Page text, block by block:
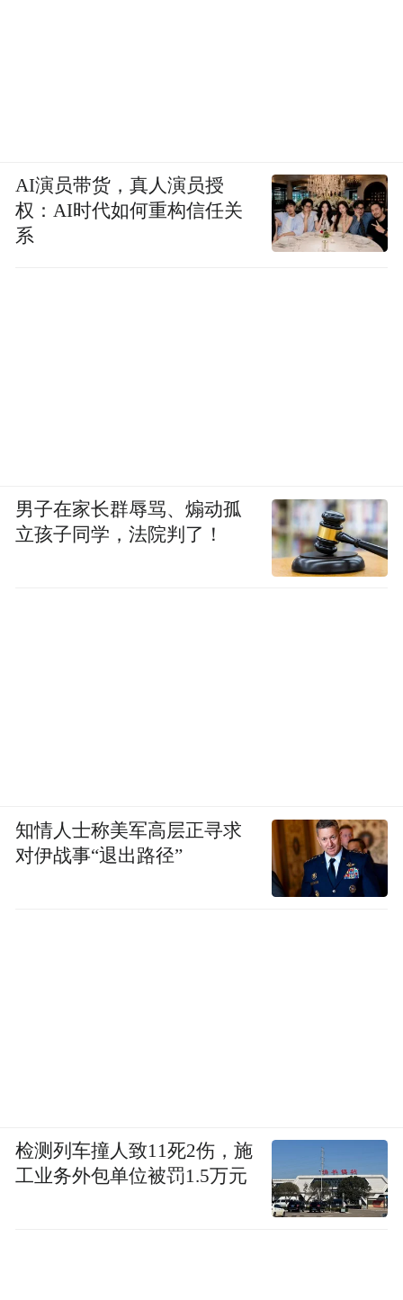
AI演员带货，真人演员授
权：AI时代如何重构信任关
系
男子在家长群辱骂、煽动孤
立孩子同学，法院判了！
知情人士称美军高层正寻求
对伊战事“退出路径”
检测列车撞人致11死2伤，施
工业务外包单位被罚1.5万元